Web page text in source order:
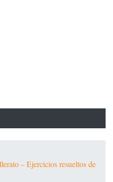
– Ejercicios resueltos de